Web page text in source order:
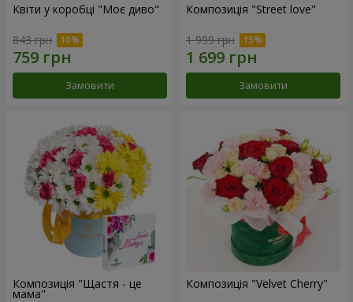
Квіти у коробці "Моє диво"
843 грн
Замовити
Композиція "Street love"
1 999 грн
Замовити
Композиція "Щастя - це
мама"
Композиція "Velvet Cherry"